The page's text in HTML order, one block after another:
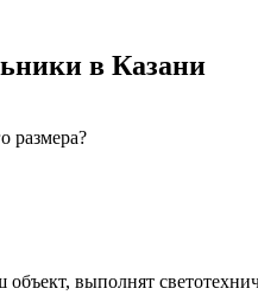
в Казани
размера?
выполнят